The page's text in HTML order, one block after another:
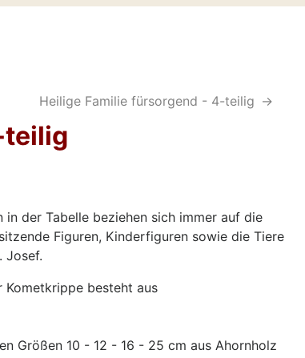
Heilige Familie fürsorgend - 4-teilig ->
teilig
der Tabelle beziehen sich immer auf die
Figuren, Kinderfiguren sowie die Tiere
Josef.
Kometkrippe besteht aus
Größen 10 - 12 - 16 - 25 cm aus Ahornholz